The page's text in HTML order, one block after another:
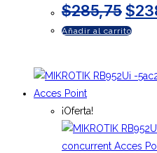
$285,75El
$
Añadir al carrito
¡Oferta!